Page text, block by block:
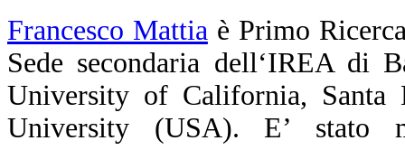
Francesco Mattia è Primo
Sede secondaria dell‘IREA di
University of California, Santa
University (USA). E’ stato